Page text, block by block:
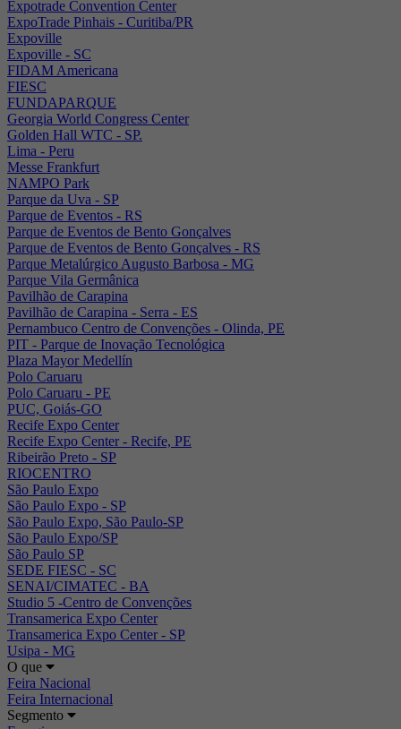
Expotrade Convention Center
ExpoTrade Pinhais - Curitiba/PR
Expoville
Expoville - SC
FIDAM Americana
FIESC
FUNDAPARQUE
Georgia World Congress Center
Golden Hall WTC - SP.
Lima - Peru
Messe Frankfurt
NAMPO Park
Parque da Uva - SP
Parque de Eventos - RS
Parque de Eventos de Bento Gonçalves
Parque de Eventos de Bento Gonçalves - RS
Parque Metalúrgico Augusto Barbosa - MG
Parque Vila Germânica
Pavilhão de Carapina
Pavilhão de Carapina - Serra - ES
Pernambuco Centro de Convenções - Olinda, PE
PIT - Parque de Inovação Tecnológica
Plaza Mayor Medellín
Polo Caruaru
Polo Caruaru - PE
PUC, Goiás-GO
Recife Expo Center
Recife Expo Center - Recife, PE
Ribeirão Preto - SP
RIOCENTRO
São Paulo Expo
São Paulo Expo - SP
São Paulo Expo, São Paulo-SP
São Paulo Expo/SP
São Paulo SP
SEDE FIESC - SC
SENAI/CIMATEC - BA
Studio 5 -Centro de Convenções
Transamerica Expo Center
Transamerica Expo Center - SP
Usipa - MG
O que
Feira Nacional
Feira Internacional
Segmento